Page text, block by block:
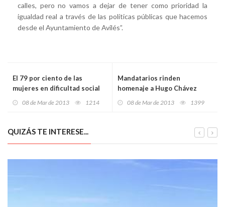
calles, pero no vamos a dejar de tener como prioridad la
igualdad real a través de las políticas públicas que hacemos
desde el Ayuntamiento de Avilés”.
El 79 por ciento de las
mujeres en dificultad social
08 de Mar de 2013 1214
Mandatarios rinden
homenaje a Hugo Chávez
08 de Mar de 2013 1399
QUIZÁS TE INTERESE...